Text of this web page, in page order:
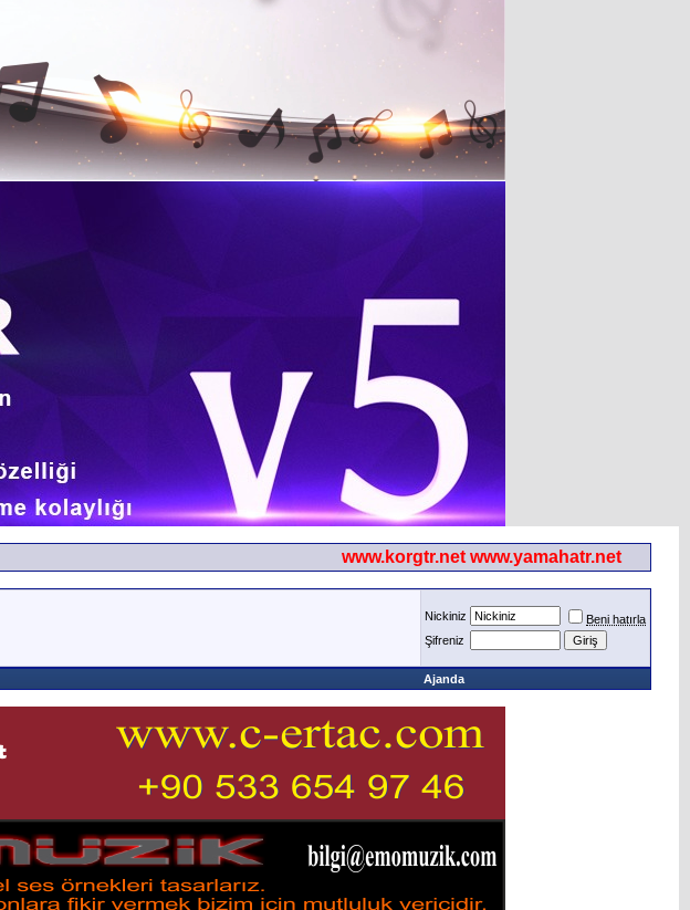
www.korgtr.net www.yamahatr.net
Nickiniz
Beni hatırla
Şifreniz
Ajanda